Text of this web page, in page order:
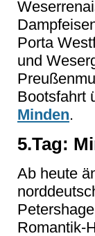
Porta
und
Bootsfahrt
Minden.
5.Tag:
Ab heute
Romantik-